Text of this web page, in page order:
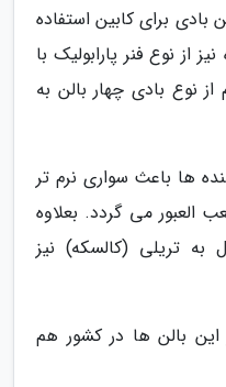
بادی برای کابین استفاده
از نوع فنر پارابولیک با
نوع بادی چهار بالن به
ها باعث سواری نرم تر
می گردد. بعلاوه
به تریلی (کالسکه) نیز
بالن ها در کشور هم